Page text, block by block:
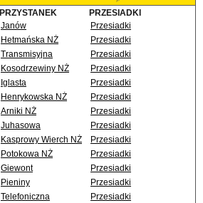
PRZYSTANEK
PRZESIADKI
Janów
Przesiadki
Hetmańska NŻ
Przesiadki
Transmisyjna
Przesiadki
Kosodrzewiny NŻ
Przesiadki
Iglasta
Przesiadki
Henrykowska NŻ
Przesiadki
Arniki NŻ
Przesiadki
Juhasowa
Przesiadki
Kasprowy Wierch NŻ
Przesiadki
Potokowa NŻ
Przesiadki
Giewont
Przesiadki
Pieniny
Przesiadki
Telefoniczna
Przesiadki